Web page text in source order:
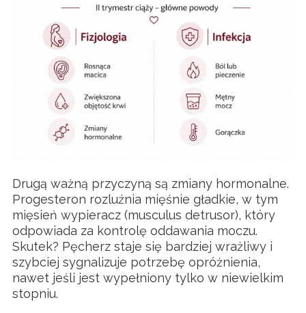
Drugą ważną przyczyną są zmiany hormonalne.
Progesteron rozluźnia mięśnie gładkie, w tym
mięsień wypieracz (musculus detrusor), który
odpowiada za kontrolę oddawania moczu.
Skutek? Pęcherz staje się bardziej wrażliwy i
szybciej sygnalizuje potrzebę opróżnienia,
nawet jeśli jest wypełniony tylko w niewielkim
stopniu.